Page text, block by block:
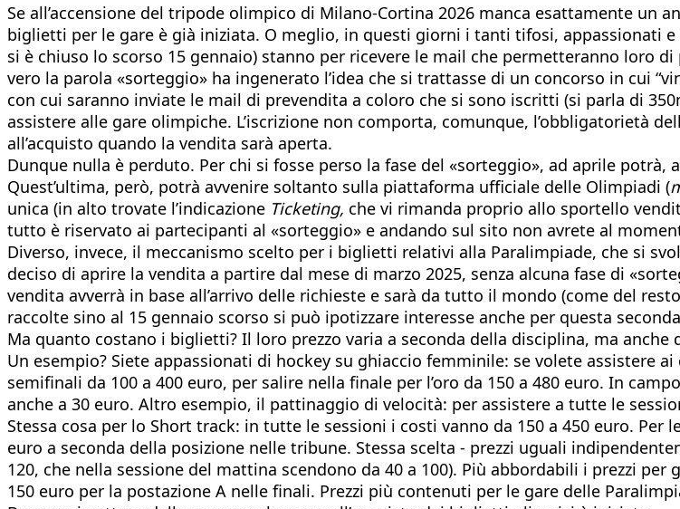
Se all’accensione del tripode olimpico di Milano-Cortina 2026 manca esattamente un
biglietti per le gare è già iniziata. O meglio, in questi giorni i tanti tifosi, appassionati
si è chiuso lo scorso 15 gennaio) stanno per ricevere le mail che permetteranno loro
vero la parola «sorteggio» ha ingenerato l’idea che si trattasse di un concorso in cui
con cui saranno inviate le mail di prevendita a coloro che si sono iscritti (si parla di
assistere alle gare olimpiche. L’iscrizione non comporta, comunque, l’obbligatorietà
all’acquisto quando la vendita sarà aperta.
Dunque nulla è perduto. Per chi si fosse perso la fase del «sorteggio», ad aprile
Quest’ultima, però, potrà avvenire soltanto sulla piattaforma ufficiale delle Olimpiadi (
unica (in alto trovate l’indicazione Ticketing, che vi rimanda proprio allo sportello
tutto è riservato ai partecipanti al «sorteggio» e andando sul sito non avrete al
Diverso, invece, il meccanismo scelto per i biglietti relativi alla Paralimpiade, che si
deciso di aprire la vendita a partire dal mese di marzo 2025, senza alcuna fase di
vendita avverrà in base all’arrivo delle richieste e sarà da tutto il mondo (come del
raccolte sino al 15 gennaio scorso si può ipotizzare interesse anche per questa
Ma quanto costano i biglietti? Il loro prezzo varia a seconda della disciplina, ma
Un esempio? Siete appassionati di hockey su ghiaccio femminile: se volete assistere
semifinali da 100 a 400 euro, per salire nella finale per l’oro da 150 a 480 euro. In
anche a 30 euro. Altro esempio, il pattinaggio di velocità: per assistere a tutte le
Stessa cosa per lo Short track: in tutte le sessioni i costi vanno da 150 a 450 euro. Per
euro a seconda della posizione nelle tribune. Stessa scelta - prezzi uguali
120, che nella sessione del mattina scendono da 40 a 100). Più abbordabili i prezzi
150 euro per la postazione A nelle finali. Prezzi più contenuti per le gare delle